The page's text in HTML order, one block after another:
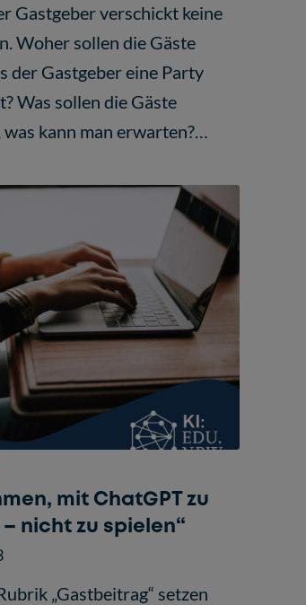
Gastgeber verschickt keine
Woher sollen die Gäste
der Gastgeber eine Party
Was sollen die Gäste
kann man erwarten?…
mit ChatGPT zu
nicht zu spielen“
„Gastbeitrag“ setzen